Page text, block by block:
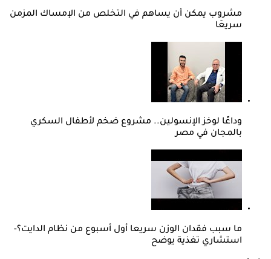
مشروب يمكن أن يساهم في التخلص من الإمساك المزمن
سريعَا
وداعًا لوخز الإنسولين.. مشروع ضخم لأطفال السكري
بالمجان في مصر
ما سبب فقدان الوزن سريعا أول أسبوع من نظام الدايت؟-
استشاري تغذية يوضح